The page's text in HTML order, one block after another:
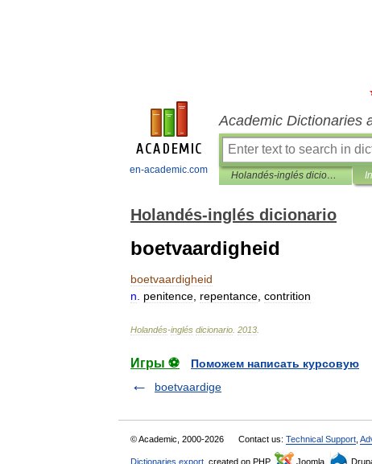
en-academic.com
Academic Dictionaries
Holandés-inglés dicionario
Holandés-inglés dicionario
boetvaardigheid
boetvaardigheid
n
penitence repentance contrition
Holandés-inglés dicionario 2013
Игры ⚽
Поможем написать курсовую
boetvaardige
© Academic, 2000-2026 Contact us: Technical Support
Dictionaries export , created on PHP, Joomla,